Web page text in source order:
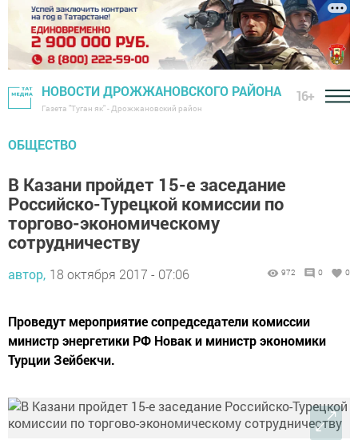
НОВОСТИ ДРОЖЖАНОВСКОГО РАЙОНА
Газета "Туган як" - Дрожжановский район
16+
ОБЩЕСТВО
В Казани пройдет 15-е заседание
Российско-Турецкой комиссии по
торгово-экономическому
сотрудничеству
автор, 18 октября 2017 - 07:06 972 0 0
Проведут мероприятие сопредседатели комиссии
министр энергетики РФ Новак и министр экономики
Турции Зейбекчи.